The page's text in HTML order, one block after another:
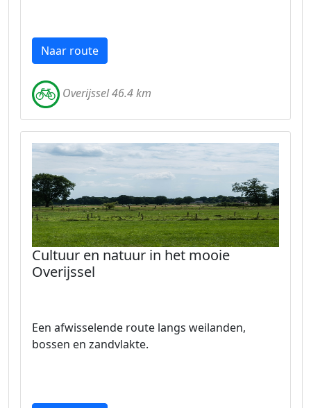
Naar route
Overijssel 46.4 km
Cultuur en natuur in het mooie
Overijssel
Een afwisselende route langs weilanden,
bossen en zandvlakte.